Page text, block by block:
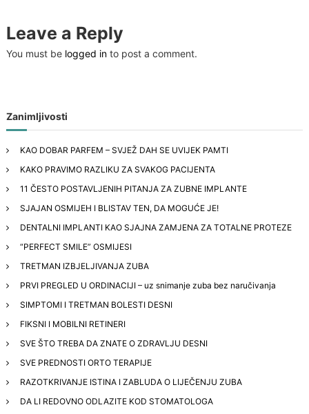
i
n
Leave a Reply
You must be logged into post a comment.
Zanimljivosti
KAO DOBAR PARFEM – SVJEŽ DAH SE UVIJEK PAMTI
KAKO PRAVIMO RAZLIKU ZA SVAKOG PACIJENTA
11 ČESTO POSTAVLJENIH PITANJA ZA ZUBNE IMPLANTE
SJAJAN OSMIJEH I BLISTAV TEN, DA MOGUĆE JE!
DENTALNI IMPLANTI KAO SJAJNA ZAMJENA ZA TOTALNE PROTEZE
“PERFECT SMILE” OSMIJESI
TRETMAN IZBJELJIVANJA ZUBA
PRVI PREGLED U ORDINACIJI – uz snimanje zuba bez naručivanja
SIMPTOMI I TRETMAN BOLESTI DESNI
FIKSNI I MOBILNI RETINERI
SVE ŠTO TREBA DA ZNATE O ZDRAVLJU DESNI
SVE PREDNOSTI ORTO TERAPIJE
RAZOTKRIVANJE ISTINA I ZABLUDA O LIJEČENJU ZUBA
DA LI REDOVNO ODLAZITE KOD STOMATOLOGA